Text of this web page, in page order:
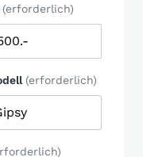
(erforderlich)
(erforderlich)